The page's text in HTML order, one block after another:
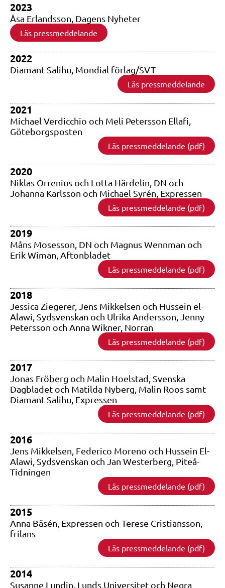
2023
Åsa Erlandsson, Dagens Nyheter
Läs pressmeddelande
2022
Diamant Salihu, Mondial förlag/SVT
Läs pressmeddelande
2021
Michael Verdicchio och Meli Petersson Ellafi,
Göteborgsposten
Läs pressmeddelande (pdf)
2020
Niklas Orrenius och Lotta Härdelin, DN och
Johanna Karlsson och Michael Syrén, Expressen
Läs pressmeddelande (pdf)
2019
Måns Mosesson, DN och Magnus Wennman och
Erik Wiman, Aftonbladet
Läs pressmeddelande (pdf)
2018
Jessica Ziegerer, Jens Mikkelsen och Hussein el-
Alawi, Sydsvenskan och Ulrika Andersson, Jenny
Petersson och Anna Wikner, Norran
Läs pressmeddelande (pdf)
2017
Jonas Fröberg och Malin Hoelstad, Svenska
Dagbladet och Matilda Nyberg, Malin Roos samt
Diamant Salihu, Expressen
Läs pressmeddelande (pdf)
2016
Jens Mikkelsen, Federico Moreno och Hussein El-
Alawi, Sydsvenskan och Jan Westerberg, Piteå-
Tidningen
Läs pressmeddelande (pdf)
2015
Anna Bäsén, Expressen och Terese Cristiansson,
frilans
Läs pressmeddelande (pdf)
2014
Susanne Lundin, Lunds Universitet och Negra